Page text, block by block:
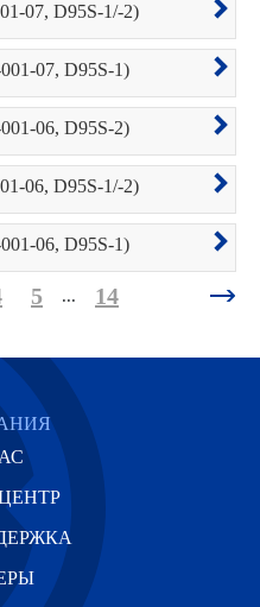
07, D95S-1/-2)
07, D95S-1)
06, D95S-2)
06, D95S-1/-2)
06, D95S-1)
5 ... 14